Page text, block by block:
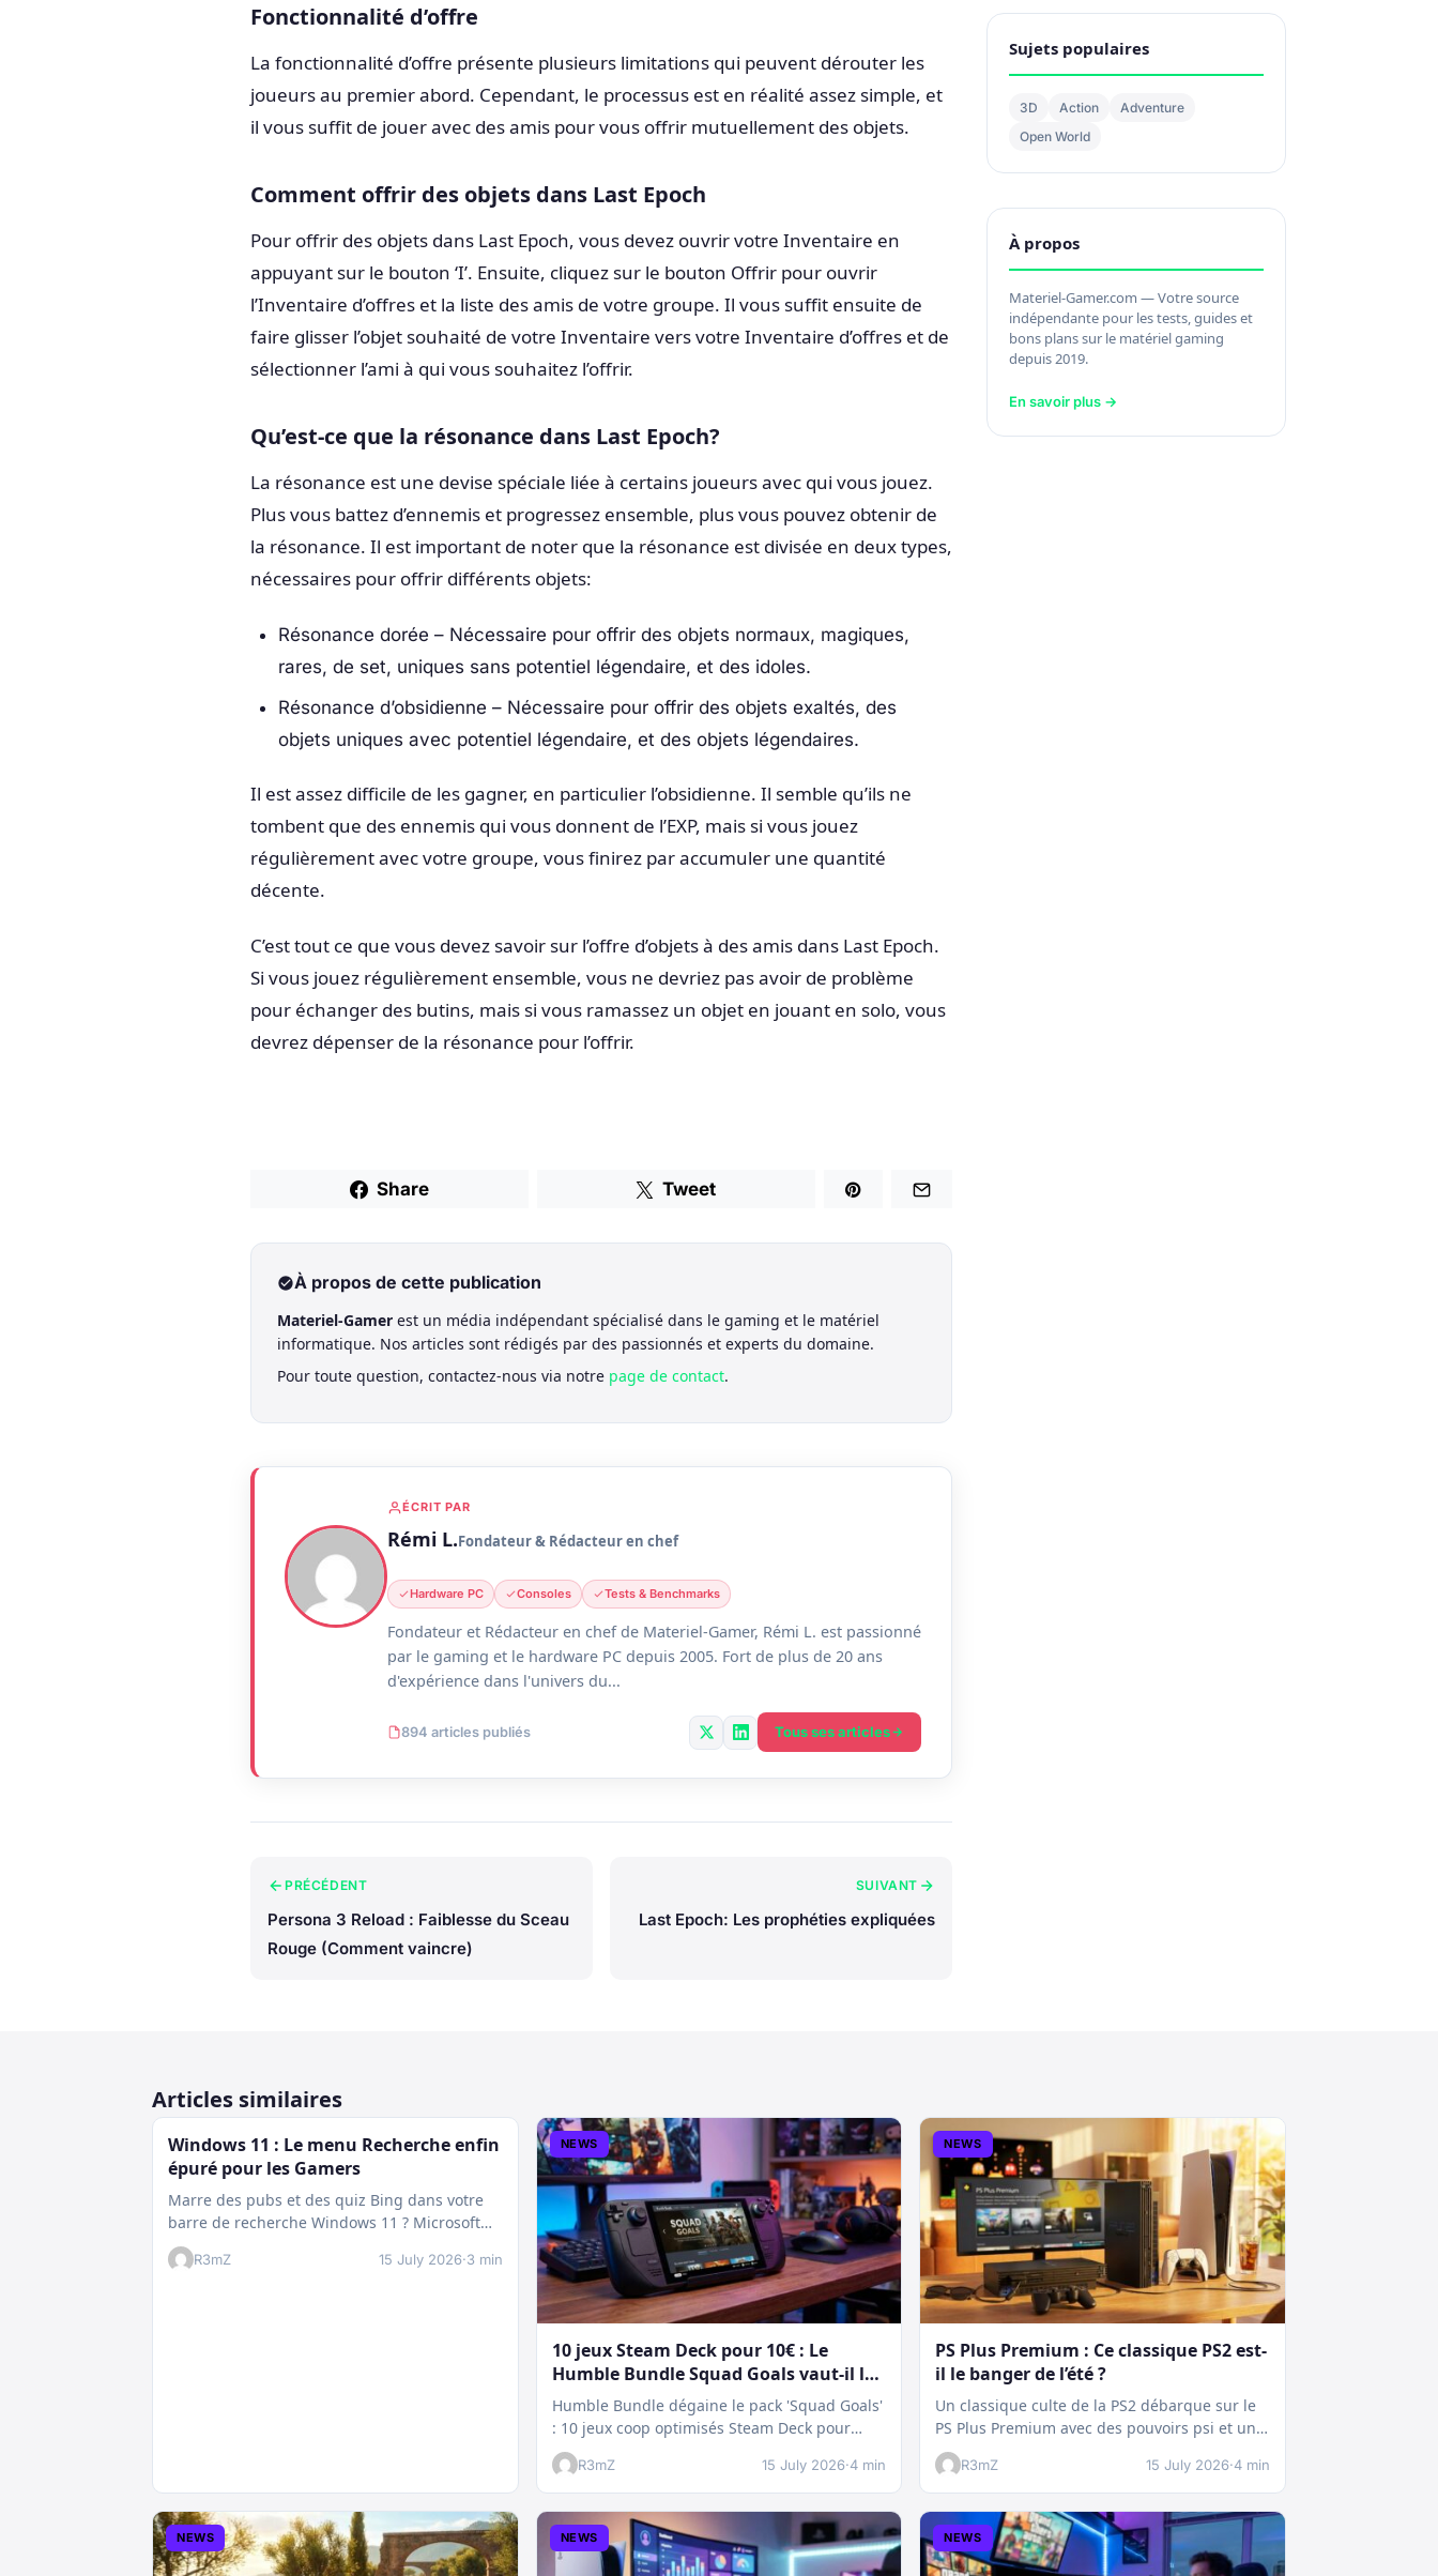
Fonctionnalité d’offre
La fonctionnalité d’offre présente plusieurs limitations qui peuvent dérouter les
joueurs au premier abord. Cependant, le processus est en réalité assez simple, et
il vous suffit de jouer avec des amis pour vous offrir mutuellement des objets.
Comment offrir des objets dans Last Epoch
Pour offrir des objets dans Last Epoch, vous devez ouvrir votre Inventaire en
appuyant sur le bouton ‘I’. Ensuite, cliquez sur le bouton Offrir pour ouvrir
l’Inventaire d’offres et la liste des amis de votre groupe. Il vous suffit ensuite de
faire glisser l’objet souhaité de votre Inventaire vers votre Inventaire d’offres et de
sélectionner l’ami à qui vous souhaitez l’offrir.
Qu’est-ce que la résonance dans Last Epoch?
La résonance est une devise spéciale liée à certains joueurs avec qui vous jouez.
Plus vous battez d’ennemis et progressez ensemble, plus vous pouvez obtenir de
la résonance. Il est important de noter que la résonance est divisée en deux types,
nécessaires pour offrir différents objets:
Résonance dorée – Nécessaire pour offrir des objets normaux, magiques,
rares, de set, uniques sans potentiel légendaire, et des idoles.
Résonance d’obsidienne – Nécessaire pour offrir des objets exaltés, des
objets uniques avec potentiel légendaire, et des objets légendaires.
Il est assez difficile de les gagner, en particulier l’obsidienne. Il semble qu’ils ne
tombent que des ennemis qui vous donnent de l’EXP, mais si vous jouez
régulièrement avec votre groupe, vous finirez par accumuler une quantité
décente.
C’est tout ce que vous devez savoir sur l’offre d’objets à des amis dans Last Epoch.
Si vous jouez régulièrement ensemble, vous ne devriez pas avoir de problème
pour échanger des butins, mais si vous ramassez un objet en jouant en solo, vous
devrez dépenser de la résonance pour l’offrir.
Share Tweet
À propos de cette publication
Materiel-Gamer est un média indépendant spécialisé dans le gaming et le matériel
informatique. Nos articles sont rédigés par des passionnés et experts du domaine.
Pour toute question, contactez-nous via notre page de contact.
ÉCRIT PAR
Rémi L.Fondateur & Rédacteur en chef
Hardware PC Consoles Tests & Benchmarks
Fondateur et Rédacteur en chef de Materiel-Gamer, Rémi L. est passionné
par le gaming et le hardware PC depuis 2005. Fort de plus de 20 ans
d'expérience dans l'univers du...
894 articles publiés Tous ses articles
PRÉCÉDENT
Persona 3 Reload : Faiblesse du Sceau
Rouge (Comment vaincre)
SUIVANT
Last Epoch: Les prophéties expliquées
Sujets populaires
3D Action
Adventure
Open World
À propos
Materiel-Gamer.com — Votre source
indépendante pour les tests, guides et
bons plans sur le matériel gaming
depuis 2019.
En savoir plus →
Articles similaires
Windows 11 : Le menu Recherche enfin
épuré pour les Gamers
Marre des pubs et des quiz Bing dans votre
barre de recherche Windows 11 ? Microsoft
prépare enfin un nettoyage…
R3mZ 15 July 2026·3 min
NEWS
10 jeux Steam Deck pour 10€ : Le
Humble Bundle Squad Goals vaut-il le
coup ?
Humble Bundle dégaine le pack 'Squad Goals'
: 10 jeux coop optimisés Steam Deck pour
seulement 10€. Un bon plan…
R3mZ 15 July 2026·4 min
NEWS
PS Plus Premium : Ce classique PS2 est-
il le banger de l’été ?
Un classique culte de la PS2 débarque sur le
PS Plus Premium avec des pouvoirs psi et une
technique boostée.…
R3mZ 15 July 2026·4 min
NEWS NEWS NEWS